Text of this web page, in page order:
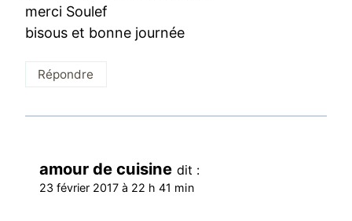
merci Soulef
bisous et bonne journée
Répondre
amour de cuisine dit :
23 février 2017 à 22 h 41 min